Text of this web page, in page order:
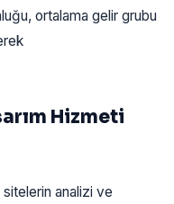
ortalama gelir grubu
Hizmeti
analizi ve